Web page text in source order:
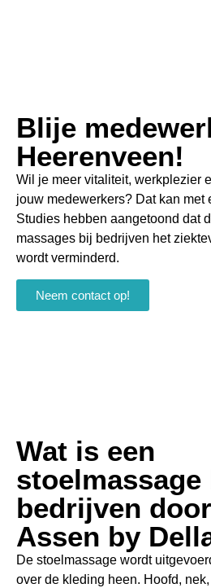
Blije
Heerenveen!
Wil je meer vitaliteit, werkplezier
jouw medewerkers? Dat kan met
Studies hebben aangetoond dat
massages bij bedrijven het
wordt verminderd.
Neem contact op!
Wat is een
stoelmassage
bedrijven
Assen by
De stoelmassage wordt
over de kleding heen. Hoofd,